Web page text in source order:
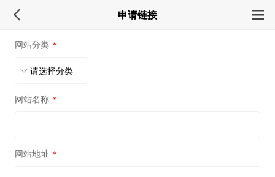
申请链接
网站分类 *
网站名称 *
网站地址 *